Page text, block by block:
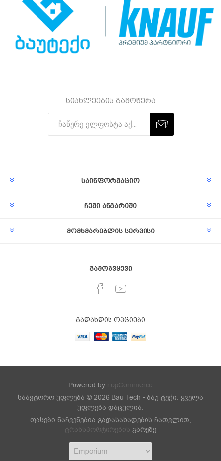
სიახლეების გამოწერა
საინფორმაციო
ჩემი ანგარიში
მომხმარებლის სერვისი
გამოგვყევი
გადახდის ოპციები
Powered by nopCommerce
საავტორო უფლება © 2026 Bau Tech • ბაუ ტექი. ყველა
უფლება დაცულია.
ფასები ნაჩვენებია გადასახადების ჩათვლით,
ტრანსპორტირების გარეშე